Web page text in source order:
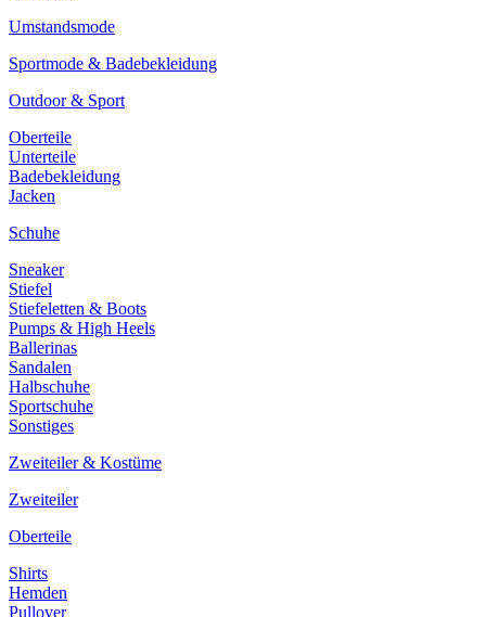
Umstandsmode
Sportmode & Badebekleidung
Outdoor & Sport
Oberteile
Unterteile
Badebekleidung
Jacken
Schuhe
Sneaker
Stiefel
Stiefeletten & Boots
Pumps & High Heels
Ballerinas
Sandalen
Halbschuhe
Sportschuhe
Sonstiges
Zweiteiler & Kostüme
Zweiteiler
Oberteile
Shirts
Hemden
Pullover